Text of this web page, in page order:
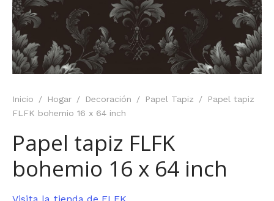
Inicio / Hogar / Decoración / Papel Tapiz /
Papel tapiz
FLFK bohemio 16 x 64 inch
Papel tapiz FLFK
bohemio 16 x 64 inch